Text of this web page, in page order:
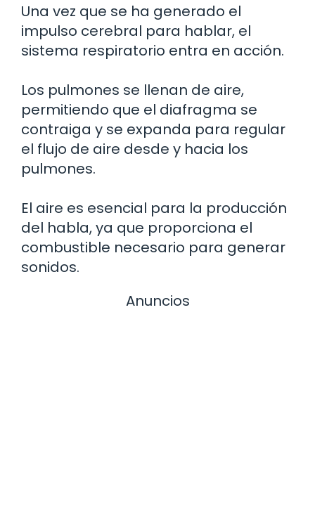
Una vez que se ha generado el
impulso cerebral para hablar, el
sistema respiratorio entra en acción.
Los pulmones se llenan de aire,
permitiendo que el diafragma se
contraiga y se expanda para regular
el flujo de aire desde y hacia los
pulmones.
El aire es esencial para la producción
del habla, ya que proporciona el
combustible necesario para generar
sonidos.
Anuncios